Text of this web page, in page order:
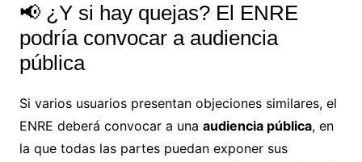
📢 ¿Y si hay quejas? El ENRE
podría convocar a audiencia
pública
Si varios usuarios presentan objeciones similares, el
ENRE deberá convocar a una audiencia pública, en
la que todas las partes puedan exponer sus